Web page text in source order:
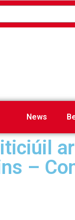
News
–